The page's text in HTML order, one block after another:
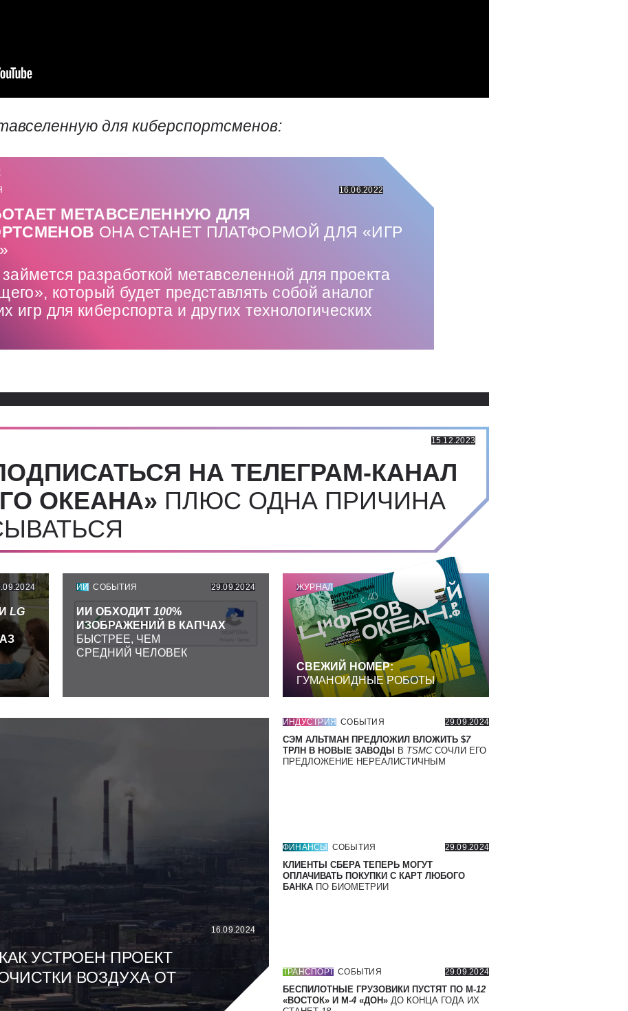
для киберспортсменов:
16.06.2022
МЕТАВСЕЛЕННУЮ ДЛЯ
ОНА СТАНЕТ ПЛАТФОРМОЙ ДЛЯ «ИГР
займется разработкой метавселенной для проекта
который будет представлять собой аналог
игр для киберспорта и других технологических
15.12.2023
НА ТЕЛЕГРАМ-КАНАЛ
ОКЕАНА» ПЛЮС ОДНА ПРИЧИНА
И LG
ИИ СОБЫТИЯ 29.09.2024
ИИ ОБХОДИТ 100%
ИЗОБРАЖЕНИЙ В КАПЧАХ
БЫСТРЕЕ, ЧЕМ
СРЕДНИЙ ЧЕЛОВЕК
ЖУРНАЛ
СВЕЖИЙ НОМЕР:
ГУМАНОИДНЫЕ РОБОТЫ
16.09.2024
УСТРОЕН ПРОЕКТ
ВОЗДУХА ОТ
ИНДУСТРИЯ СОБЫТИЯ 29.09.2024
СЭМ АЛЬТМАН ПРЕДЛОЖИЛ ВЛОЖИТЬ $7
ТРЛН В НОВЫЕ ЗАВОДЫ
В TSMC СОЧЛИ ЕГО
ПРЕДЛОЖЕНИЕ НЕРЕАЛИСТИЧНЫМ
ФИНАНСЫ СОБЫТИЯ 29.09.2024
КЛИЕНТЫ СБЕРА ТЕПЕРЬ МОГУТ
ОПЛАЧИВАТЬ ПОКУПКИ С КАРТ ЛЮБОГО
БАНКА ПО БИОМЕТРИИ
ТРАНСПОРТ СОБЫТИЯ 29.09.2024
БЕСПИЛОТНЫЕ ГРУЗОВИКИ ПУСТЯТ ПО М-12
«ВОСТОК» И М-4 «ДОН» ДО КОНЦА ГОДА ИХ